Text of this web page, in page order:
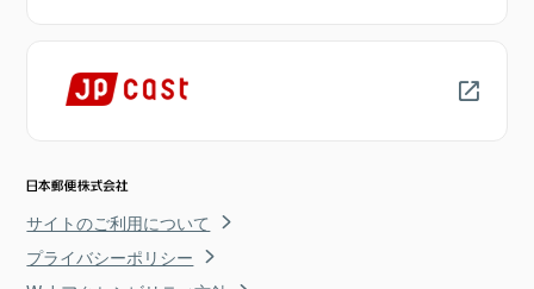
サイトのご利用について
プライバシーポリシー